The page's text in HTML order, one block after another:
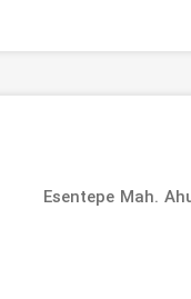
Esentepe Mah.